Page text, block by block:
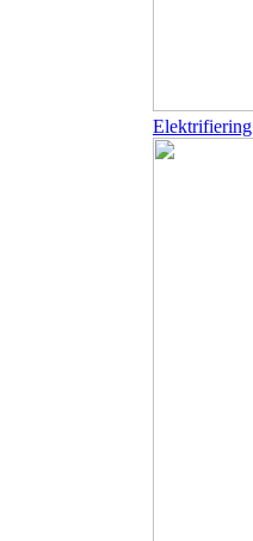
Elektrifiering